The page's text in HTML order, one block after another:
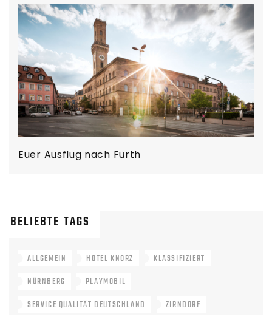
Euer Ausflug nach Fürth
BELIEBTE TAGS
ALLGEMEIN HOTEL KNORZ
KLASSIFIZIERT
NÜRNBERG
PLAYMOBIL
SERVICE QUALITÄT DEUTSCHLAND
ZIRNDORF